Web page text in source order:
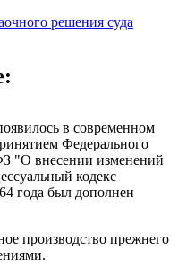
решения суда
в современном
Федерального
"О внесении изменений
кодекс
года был дополнен
производство прежнего